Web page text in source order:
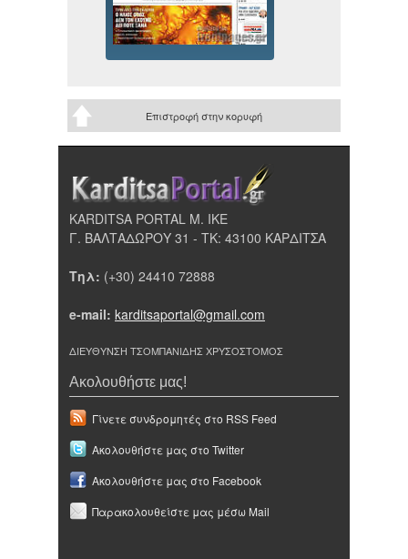
Επιστροφή στην κορυφή
KARDITSA PORTAL Μ. ΙΚΕ
Γ. ΒΑΛΤΑΔΩΡΟΥ 31 - ΤΚ: 43100 ΚΑΡΔΙΤΣΑ
Τηλ: (+30) 24410 72888
e-mail: karditsaportal@gmail.com
ΔΙΕΥΘΥΝΣΗ ΤΣΟΜΠΑΝΙΔΗΣ ΧΡΥΣΟΣΤΟΜΟΣ
Ακολουθήστε μας!
Γίνετε συνδρομητές στο RSS Feed
Ακολουθήστε μας στο Twitter
Ακολουθήστε μας στο Facebook
Παρακολουθείστε μας μέσω Mail